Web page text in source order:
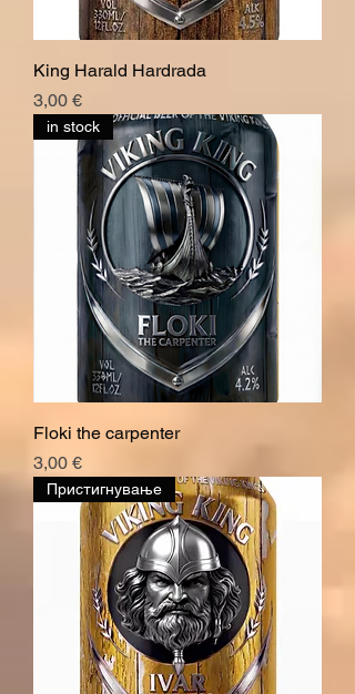
King Harald Hardrada
Price
3,00 €
in stock
Floki the carpenter
Price
3,00 €
Пристигнување